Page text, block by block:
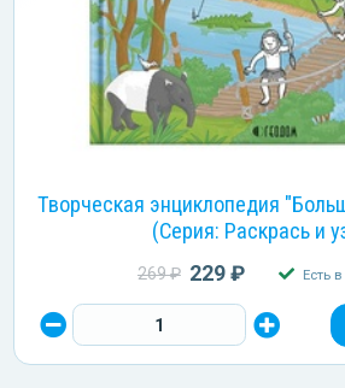
Творческая энциклопедия
(Серия: Раскрась и
269 ₽ 229 ₽ Есть